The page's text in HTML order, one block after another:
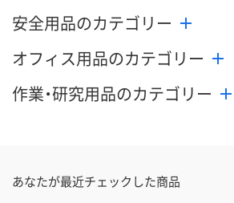
安全用品のカテゴリー
オフィス用品のカテゴリー
作業・研究用品のカテゴリー
あなたが最近チェックした商品